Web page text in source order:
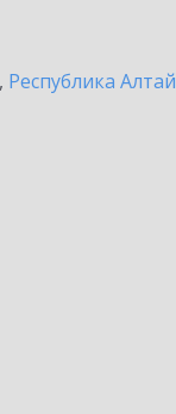
, Республика Алтай